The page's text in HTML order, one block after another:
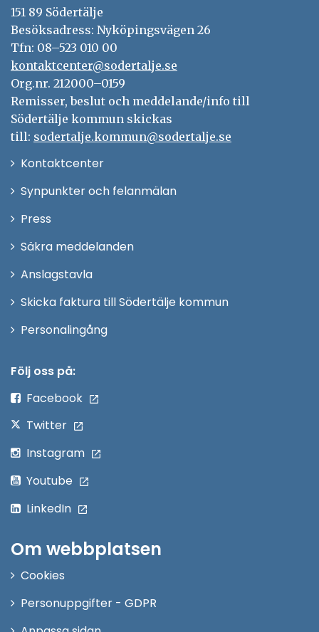
151 89 Södertälje
Besöksadress: Nyköpingsvägen 26
Tfn: 08–523 010 00
kontaktcenter@sodertalje.se
Org.nr. 212000–0159
Remisser, beslut och meddelande/info till
Södertälje kommun skickas
till: sodertalje.kommun@sodertalje.se
KontaktcenterÖppna
Synpunkter och felanmälan
Press
fönster
Säkra meddelanden
Anslagstavla
Skicka faktura till Södertälje kommun
PersonalingångÖppna
Följ oss på:
Facebook
Twitter
Instagram
Youtube
LinkedIn
Om webbplatsen
Cookies
Personuppgifter - GDPR